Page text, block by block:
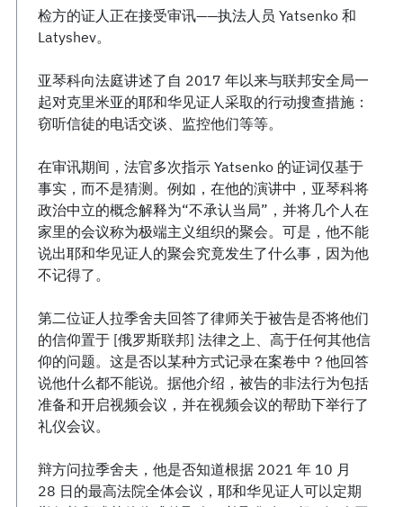
检方的证人正在接受审讯——执法人员 Yatsenko 和
Latyshev。
亚琴科向法庭讲述了自 2017 年以来与联邦安全局一
起对克里米亚的耶和华见证人采取的行动搜查措施：
窃听信徒的电话交谈、监控他们等等。
在审讯期间，法官多次指示 Yatsenko 的证词仅基于
事实，而不是猜测。例如，在他的演讲中，亚琴科将
政治中立的概念解释为“不承认当局”，并将几个人在
家里的会议称为极端主义组织的聚会。可是，他不能
说出耶和华见证人的聚会究竟发生了什么事，因为他
不记得了。
第二位证人拉季舍夫回答了律师关于被告是否将他们
的信仰置于 [俄罗斯联邦] 法律之上、高于任何其他信
仰的问题。这是否以某种方式记录在案卷中？他回答
说他什么都不能说。据他介绍，被告的非法行为包括
准备和开启视频会议，并在视频会议的帮助下举行了
礼仪会议。
辩方问拉季舍夫，他是否知道根据 2021 年 10 月
28 日的最高法院全体会议，耶和华见证人可以定期